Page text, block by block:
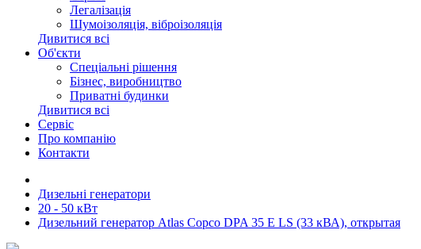
Легалізація
Шумоізоляція, віброізоляція
Дивитися всі
Об'єкти
Спеціальні рішення
Бізнес, виробництво
Приватні будинки
Дивитися всі
Сервіс
Про компанію
Контакти
Дизельні генератори
20 - 50 кВт
Дизельний генератор Atlas Copco DPA 35 E LS (33 кВА), открытая